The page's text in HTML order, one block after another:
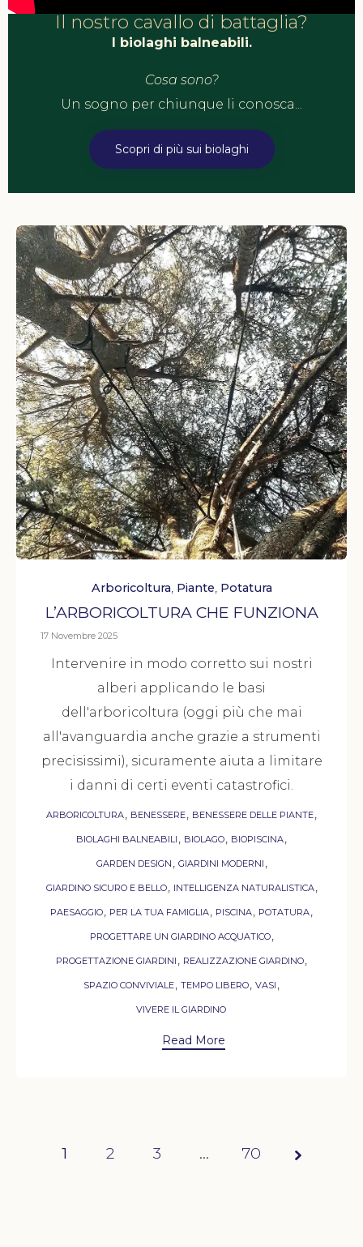
Il nostro cavallo di battaglia?
I biolaghi balneabili.
Cosa sono?
Un sogno per chiunque li conosca...
Scopri di più sui biolaghi
Category
Arboricoltura, Piante, Potatura
L’ARBORICOLTURA CHE FUNZIONA
17 Novembre 2025
Intervenire in modo corretto sui nostri
alberi applicando le basi
dell'arboricoltura (oggi più che mai
all'avanguardia anche grazie a strumenti
precisissimi), sicuramente aiuta a limitare
i danni di certi eventi catastrofici.
Tags
ARBORICOLTURA, BENESSERE, BENESSERE DELLE PIANTE,
BIOLAGHI BALNEABILI , BIOLAGO, BIOPISCINA,
GARDEN DESIGN , GIARDINI MODERNI ,
GIARDINO SICURO E BELLO, INTELLIGENZA NATURALISTICA,
PAESAGGIO, PER LA TUA FAMIGLIA, PISCINA, POTATURA,
PROGETTARE UN GIARDINO ACQUATICO,
PROGETTAZIONE GIARDINI , REALIZZAZIONE GIARDINO,
SPAZIO CONVIVIALE, TEMPO LIBERO, VASI ,
VIVERE IL GIARDINO
Read More
Page
1 2 3 … 70